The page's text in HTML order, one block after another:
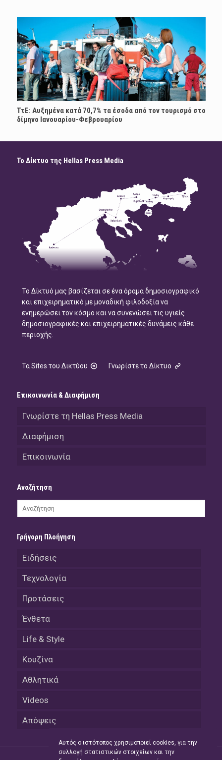
ΤτΕ: Αυξημένα κατά 70,7% τα έσοδα από τον τουρισμό στο
δίμηνο Ιανουαρίου-Φεβρουαρίου
Το Δίκτυο της Hellas Press Media
Το Δίκτυό μας βασίζεται σε ένα όραμα δημοσιογραφικό
και επιχειρηματικό με μοναδική φιλοδοξία να
ενημερώσει τον κόσμο και να συνενώσει τις υγιείς
δημοσιογραφικές και επιχειρηματικές δυνάμεις κάθε
περιοχής.
Τα Sites του Δικτύου Γνωρίστε το Δίκτυο
Επικοινωνία & Διαφήμιση
Γνωρίστε τη Hellas Press Media
Διαφήμιση
Επικοινωνία
Αναζήτηση
Γρήγορη Πλοήγηση
Ειδήσεις
Τεχνολογία
Προτάσεις
Ένθετα
Life & Style
Κουζίνα
Αθλητικά
Videos
Απόψεις
Αυτός ο ιστότοπος χρησιμοποιεί cookies, για την
συλλογή στατιστικών στοιχείων και την